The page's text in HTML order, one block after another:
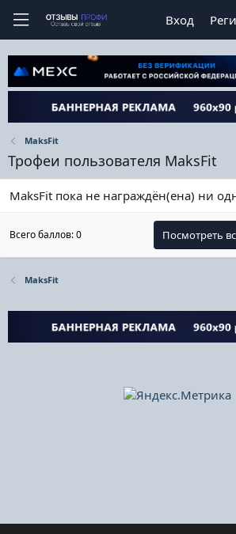
Вход
MaksFit
Трофеи пользователя MaksFit
MaksFit пока не награждён(ена) ни
Всего баллов: 0 Посмотреть
MaksFit